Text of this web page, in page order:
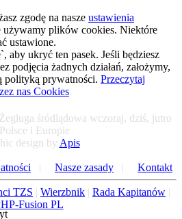
zgodę na nasze ustawienia
używamy plików cookies. Niektóre
ustawione.
ukryć ten pasek. Jeśli będziesz
podjęcia żadnych działań, założymy,
polityką prywatności. Przeczytaj
nas Cookies
śródlądowa wczoraj, dziś, jutro
i Europie
design by Apis
| Nasze zasady | Kontakt
TZS | Wierzbnik | Rada Kapitanów |
Fusion PL